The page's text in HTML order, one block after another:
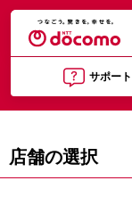
サポート
店舗の選択